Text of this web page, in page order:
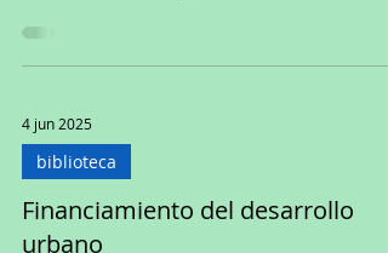
generaciones actuales y futuras", líderes de más de
desde la base. Coorganizada por la Municipalidad de
Xi'an, C
4 jun 2025
biblioteca
Financiamiento del desarrollo
urbano